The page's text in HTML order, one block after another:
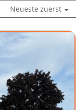
Neueste zuerst